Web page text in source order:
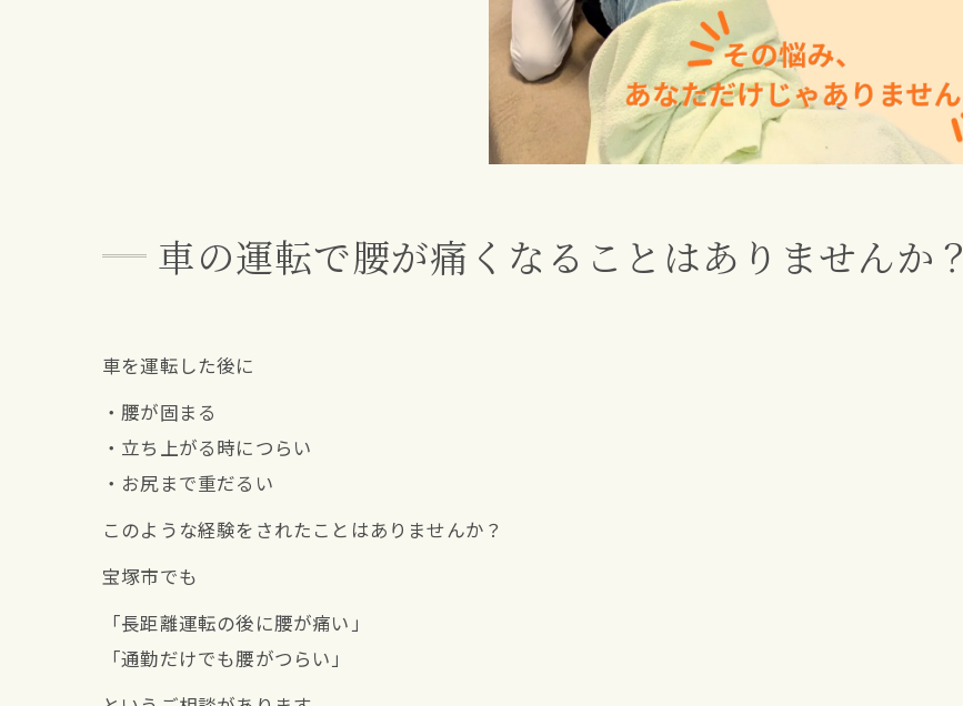
車の運転で腰が痛くなることはありませんか？
車を運転した後に
・腰が固まる
・立ち上がる時につらい
・お尻まで重だるい
このような経験をされたことはありませんか？
宝塚市でも
「長距離運転の後に腰が痛い」
「通勤だけでも腰がつらい」